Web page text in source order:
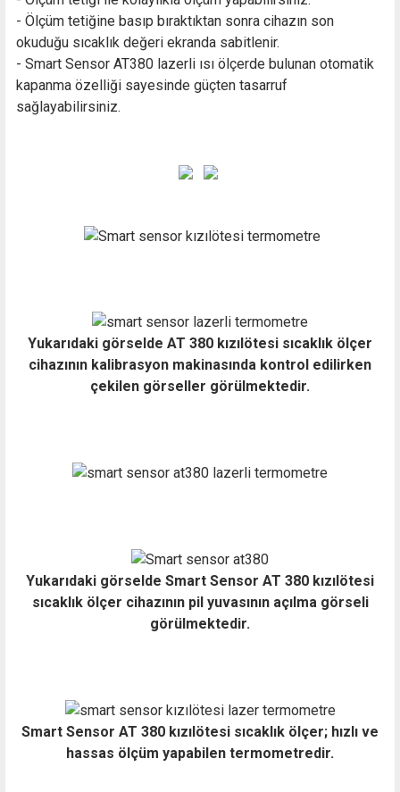
- Ölçüm tetiğine basıp bıraktıktan sonra cihazın son
okuduğu sıcaklık değeri ekranda sabitlenir.
- Smart Sensor AT380 lazerli ısı ölçerde bulunan otomatik
kapanma özelliği sayesinde güçten tasarruf
sağlayabilirsiniz.
Yukarıdaki görselde AT 380 kızılötesi sıcaklık ölçer
cihazının kalibrasyon makinasında kontrol edilirken
çekilen görseller görülmektedir.
Yukarıdaki görselde Smart Sensor AT 380 kızılötesi
sıcaklık ölçer cihazının pil yuvasının açılma görseli
görülmektedir.
Smart Sensor AT 380 kızılötesi sıcaklık ölçer; hızlı ve
hassas ölçüm yapabilen termometredir.